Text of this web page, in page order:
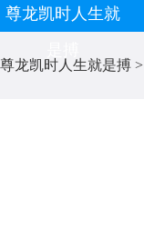
尊龙凯时人生就
尊龙凯时人生就是搏 >